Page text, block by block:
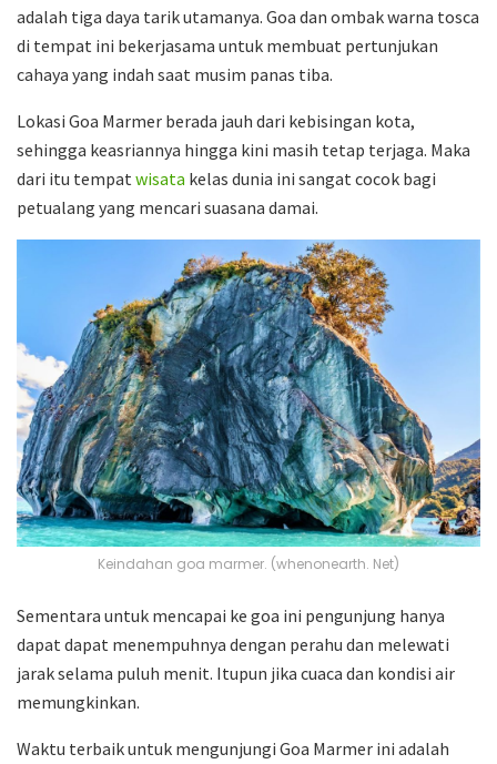
adalah tiga daya tarik utamanya. Goa dan ombak warna tosca
di tempat ini bekerjasama untuk membuat pertunjukan
cahaya yang indah saat musim panas tiba.
Lokasi Goa Marmer berada jauh dari kebisingan kota,
sehingga keasriannya hingga kini masih tetap terjaga. Maka
dari itu tempat wisata kelas dunia ini sangat cocok bagi
petualang yang mencari suasana damai.
Keindahan goa marmer. (whenonearth. Net)
Sementara untuk mencapai ke goa ini pengunjung hanya
dapat dapat menempuhnya dengan perahu dan melewati
jarak selama puluh menit. Itupun jika cuaca dan kondisi air
memungkinkan.
Waktu terbaik untuk mengunjungi Goa Marmer ini adalah